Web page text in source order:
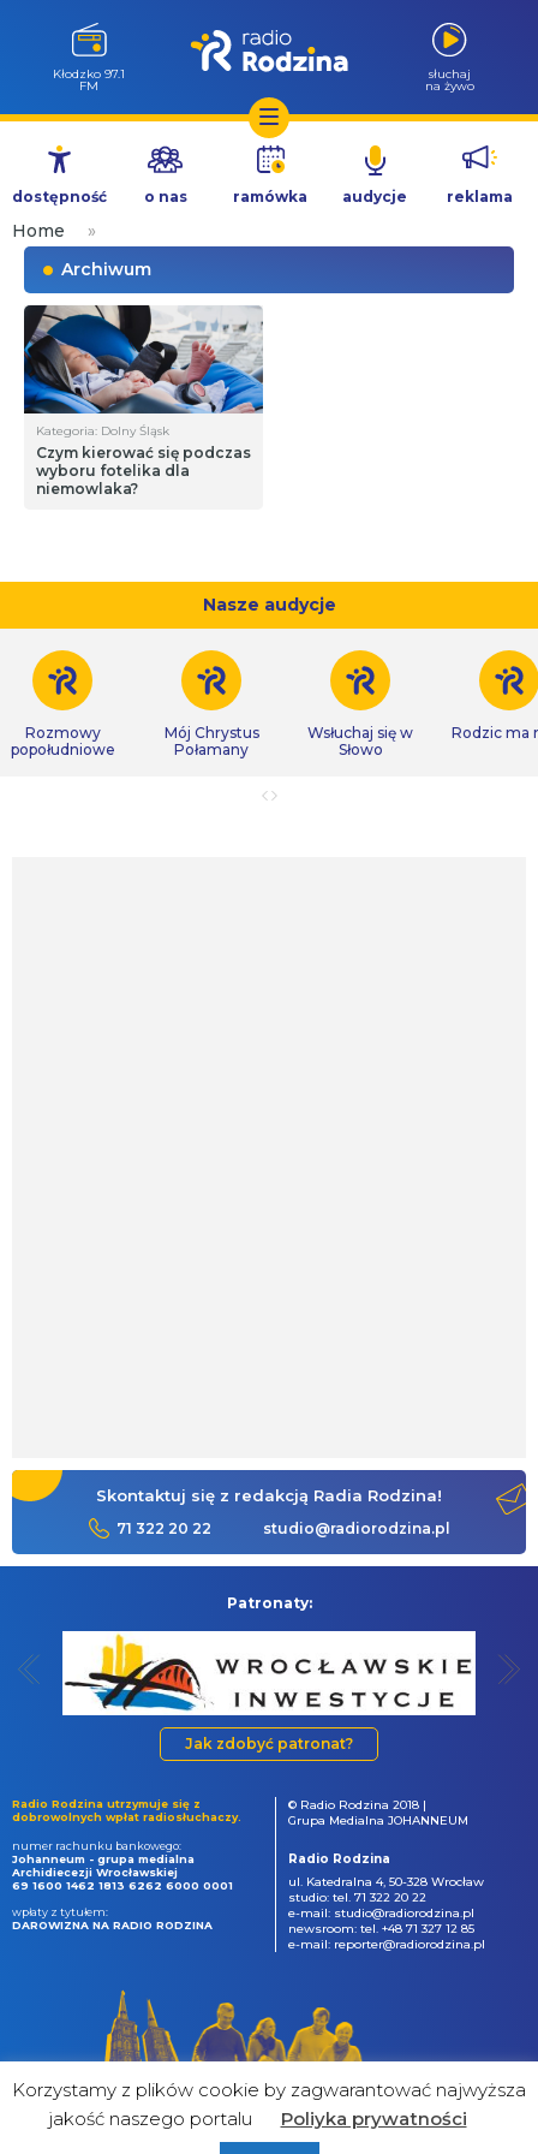
Przejdź
treści
Kłodzko 97.1
FM
słuchaj
na żywo
dostępność o nas ramówka audycje reklama
Home
»
Archiwum
Kategoria: Dolny Śląsk
Czym kierować się podczas
wyboru fotelika dla
niemowlaka?
Nasze audycje
Rozmowy
popołudniowe
Mój Chrystus
Połamany
Wsłuchaj się w
Słowo
Rodzic ma
Skontaktuj się z redakcją Radia Rodzina!
71 322 20 22 studio@radiorodzina.pl
Patronaty:
Jak zdobyć patronat?
Radio Rodzina utrzymuje się z
dobrowolnych wpłat radiosłuchaczy.
numer rachunku bankowego:
Johanneum - grupa medialna
Archidiecezji Wrocławskiej
69 1600 1462 1813 6262 6000 0001
wpłaty z tytułem:
DAROWIZNA NA RADIO RODZINA
© Radio Rodzina 2018 |
Grupa Medialna JOHANNEUM
Radio Rodzina
ul. Katedralna 4, 50-328 Wrocław
studio: tel. 71 322 20 22
e-mail: studio@radiorodzina.pl
newsroom: tel. +48 71 327 12 85
e-mail: reporter@radiorodzina.pl
Korzystamy z plików cookie by zagwarantować najwyższa
jakość naszego portalu
Poliyka prywatności